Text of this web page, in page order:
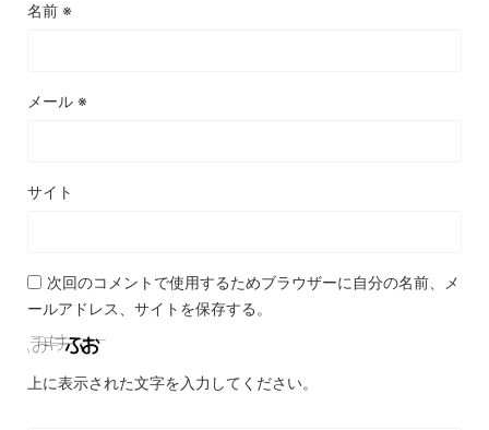
名前 ※
メール ※
サイト
次回のコメントで使用するためブラウザーに自分の名前、メ
ールアドレス、サイトを保存する。
上に表示された文字を入力してください。